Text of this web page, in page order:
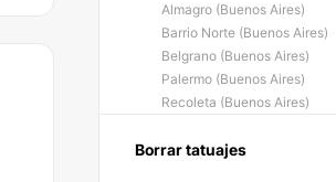
Almagro (Buenos Aires)
Barrio Norte (Buenos Aires)
Belgrano (Buenos Aires)
Palermo (Buenos Aires)
Recoleta (Buenos Aires)
Borrar tatuajes